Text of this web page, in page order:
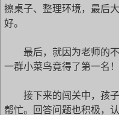
擦桌子、整理环境，最后
好。
最后，就因为老师的不
一群小菜鸟竟得了第一名
接下来的闯关中，孩子
帮忙。回答问题也积极，